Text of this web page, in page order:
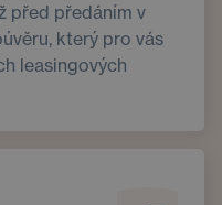
před předáním v
který pro vás
leasingových